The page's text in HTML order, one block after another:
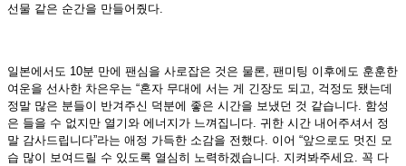
선물 같은 순간을 만들어줬다.
일본에서도 10분 만에 팬심을 사로잡은 것은 물론, 팬미팅 이후에도 훈훈한
여운을 선사한 차은우는 “혼자 무대에 서는 게 긴장도 되고, 걱정도 됐는데
정말 많은 분들이 반겨주신 덕분에 좋은 시간을 보냈던 것 같습니다. 함성
은 들을 수 없지만 열기와 에너지가 느껴집니다. 귀한 시간 내어주셔서 정
말 감사드립니다”라는 애정 가득한 소감을 전했다. 이어 “앞으로도 멋진 모
습 많이 보여드릴 수 있도록 열심히 노력하겠습니다. 지켜봐주세요. 꼭 다